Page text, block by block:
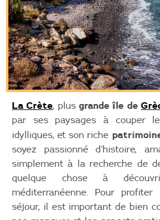
La Crète, plusgrande île de
par ses paysages à couper
idylliques, et son riche
soyez passionné d’histoire,
simplement à la recherche de
quelque chose à
méditerranéenne. Pour
séjour, il est important de bien